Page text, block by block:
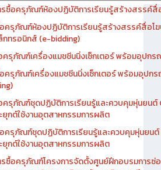
รซื้อครุภัณฑ์ห้องปฏิบัติการเรียนรู้สร้างสรรค์
อครุภัณฑ์ห้องปฏิบัติการเรียนรู้สร้างสรรค์สื่อโ
กทรอนิกส์ (e-bidding)
ครุภัณฑ์เครื่องแมชชีนนิ่งเซ็กเตอร์ พร้อมอุปก
ครุภัณฑ์เครื่องแมชชีนนิ่งเซ็กเตอร์ พร้อมอุปก
ครุภัณฑ์ชุดปฏิบัติการเรียนรู้และควบคุมหุ่นยน
ยุกต์ใช้งานอุตสาหกรรมการผลิต
อครุภัณฑ์ชุดปฏิบัติการเรียนรู้และควบคุมหุ่นยน
ยุกต์ใช้งานอุตสาหกรรมการผลิต